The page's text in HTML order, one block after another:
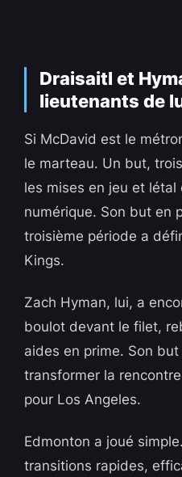
Draisaitl et
lieutenants de
Si McDavid est le
le marteau. Un but,
les mises en jeu et létal
numérique. Son but en
troisième période a
Kings.
Zach Hyman, lui, a
boulot devant le filet,
aides en prime. Son
transformer la
pour Los Angeles.
Edmonton a joué
transitions rapides,